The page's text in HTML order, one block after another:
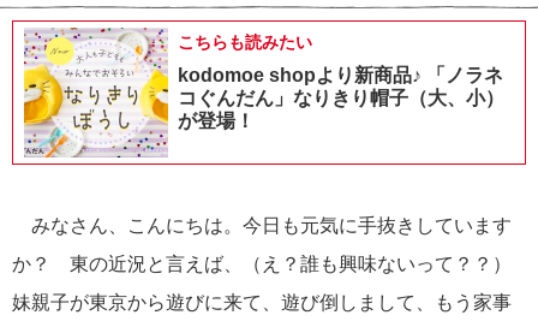
こちらも読みたい
kodomoe shopより新商品♪ 「ノラネ
コぐんだん」なりきり帽子（大、小）
が登場！
みなさん、こんにちは。今日も元気に手抜きしています
か？ 東の近況と言えば、（え？誰も興味ないって？？）
妹親子が東京から遊びに来て、遊び倒しまして、もう家事